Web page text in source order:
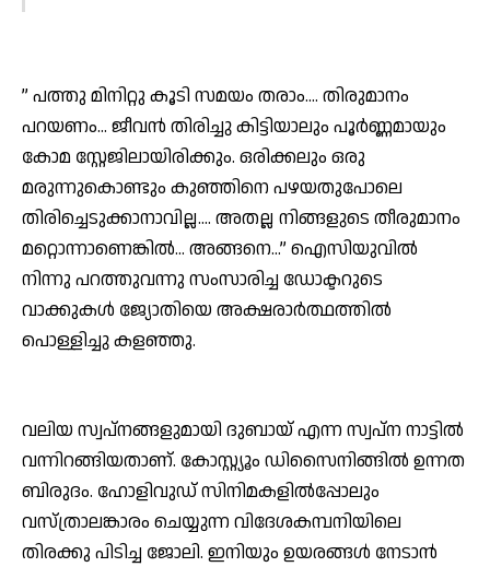
” പത്തു മിനിറ്റു കൂടി സമയം തരാം…. തിരുമാനം
പറയണം… ജീവന്‍ തിരിച്ചു കിട്ടിയാലും പൂര്‍ണ്ണമായും
കോമ സ്റ്റേജിലായിരിക്കും. ഒരിക്കലും ഒരു
മരുന്നുകൊണ്ടും കുഞ്ഞിനെ പഴയതുപോലെ
തിരിച്ചെടുക്കാനാവില്ല…. അതല്ല നിങ്ങളുടെ തീരുമാനം
മറ്റൊന്നാണെങ്കില്‍… അങ്ങനെ…” ഐസിയുവില്‍
നിന്നു പറത്തുവന്നു സംസാരിച്ച ഡോക്ടറുടെ
വാക്കുകള്‍ ജ്യോതിയെ അക്ഷരാര്‍ത്ഥത്തില്‍
പൊള്ളിച്ചു കളഞ്ഞു.
വലിയ സ്വപ്നങ്ങളുമായി ദുബായ് എന്ന സ്വപ്ന നാട്ടില്‍
വന്നിറങ്ങിയതാണ്. കോസ്റ്റ്യൂം ഡിസൈനിങ്ങില്‍ ഉന്നത
ബിരുദം. ഹോളിവുഡ് സിനിമകളില്‍പ്പോലും
വസ്ത്രാലങ്കാരം ചെയ്യുന്ന വിദേശകമ്പനിയിലെ
തിരക്കു പിടിച്ച ജോലി. ഇനിയും ഉയരങ്ങള്‍ നേടാന്‍